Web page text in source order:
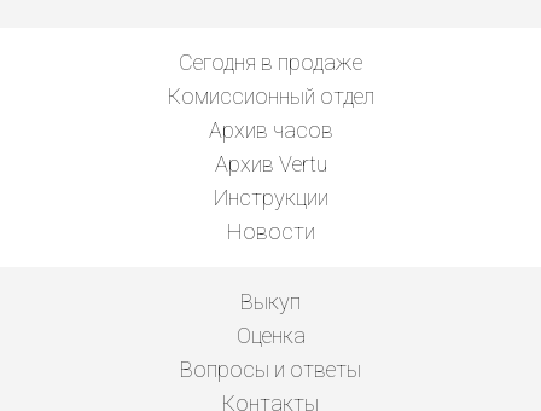
Сегодня в продаже
Комиссионный отдел
Архив часов
Архив Vertu
Инструкции
Новости
Выкуп
Оценка
Вопросы и ответы
Контакты